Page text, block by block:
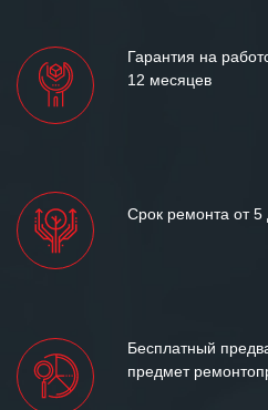
Гарантия на
12 месяцев
Срок ремонта от 5
Бесплатный
предмет